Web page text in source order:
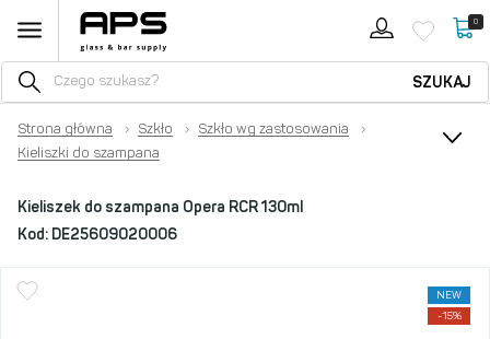
0
SZUKAJ
Strona główna › Szkło › Szkło wg zastosowania
›
Kieliszki do szampana
Kieliszek do szampana Opera RCR 130ml
Kod: DE25609020006
NEW
-15%